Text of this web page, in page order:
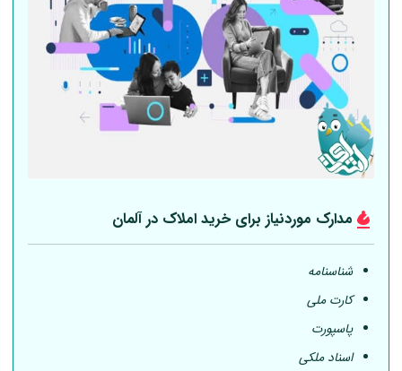
مدارک موردنیاز برای خرید املاک درآلمان
شناسنامه
کارت ملی
پاسپورت
اسناد ملکی